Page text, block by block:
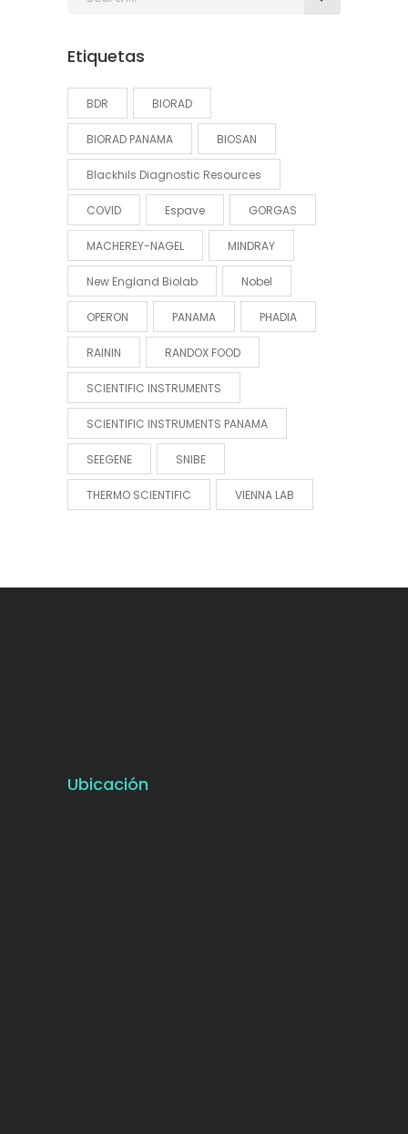
Etiquetas
BDR BIORAD
BIORAD PANAMA BIOSAN
Blackhils Diagnostic Resources
COVID Espave GORGAS
MACHEREY-NAGEL MINDRAY
New England Biolab Nobel
OPERON PANAMA PHADIA
RAININ RANDOX FOOD
SCIENTIFIC INSTRUMENTS
SCIENTIFIC INSTRUMENTS PANAMA
SEEGENE SNIBE
THERMO SCIENTIFIC VIENNA LAB
Ubicación